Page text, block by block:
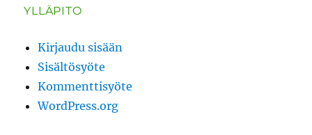
YLLÄPITO
Kirjaudu sisään
Sisältösyöte
Kommenttisyöte
WordPress.org